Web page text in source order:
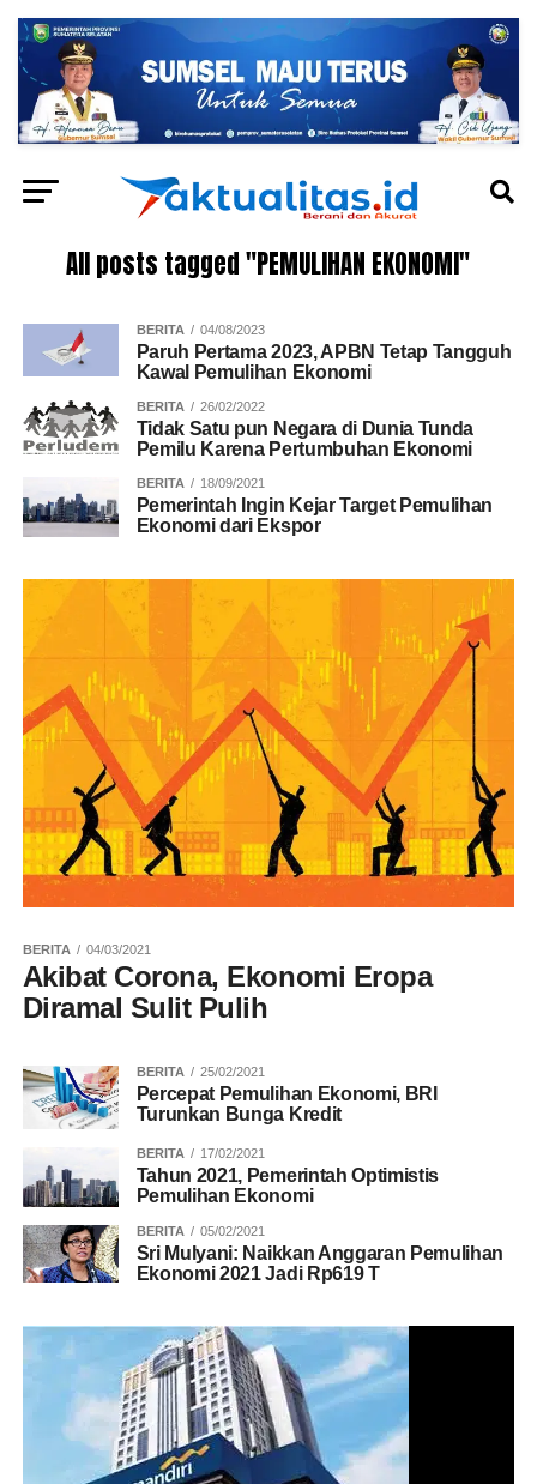
All posts tagged "PEMULIHAN EKONOMI"
BERITA 04/08/2023
Paruh Pertama 2023, APBN Tetap Tangguh
Kawal Pemulihan Ekonomi
BERITA 26/02/2022
Tidak Satu pun Negara di Dunia Tunda
Pemilu Karena Pertumbuhan Ekonomi
BERITA 18/09/2021
Pemerintah Ingin Kejar Target Pemulihan
Ekonomi dari Ekspor
BERITA 04/03/2021
Akibat Corona, Ekonomi Eropa
Diramal Sulit Pulih
BERITA 25/02/2021
Percepat Pemulihan Ekonomi, BRI
Turunkan Bunga Kredit
BERITA 17/02/2021
Tahun 2021, Pemerintah Optimistis
Pemulihan Ekonomi
BERITA 05/02/2021
Sri Mulyani: Naikkan Anggaran Pemulihan
Ekonomi 2021 Jadi Rp619 T